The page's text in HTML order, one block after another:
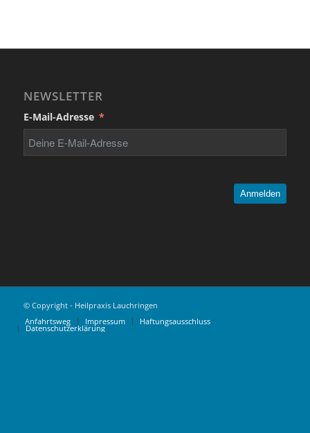
NEWSLETTER
E-Mail-Adresse
Anmelden
© Copyright - Heilpraxis Lauchringen
Anfahrtsweg
Impressum Haftungsausschluss
Datenschutzerklärung